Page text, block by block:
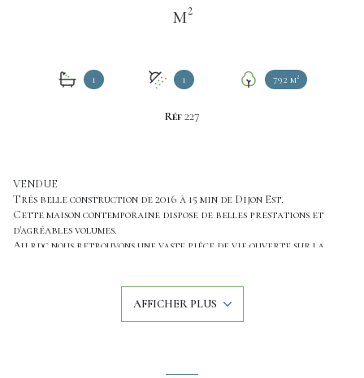
m²
1 1 792 m²
Réf227
VENDUE
Très belle construction de 2016 à 15 min de Dijon Est.
Cette maison contemporaine dispose de belles prestations et
d'agréables volumes.
Au rdc nous retrouvons une vaste pièce de vie ouverte sur la
A l'étage: mezzanine, 2 chambres, wc, salle de bains.
Un garage est également attenant à la maison.
Une terrasse d'environ 80 m² exposée Sud et Ouest permet de
AFFICHER PLUS